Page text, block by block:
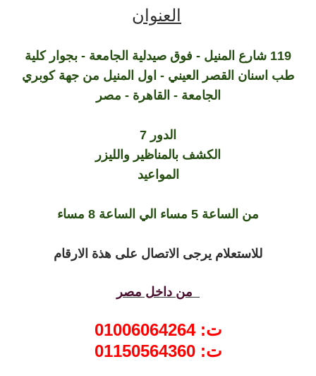
العنوان
119 شارع المنيل - فوق صيدلية الجامعة - بجوار كلية
طب اسنان القصر العيني - اول المنيل من جهة كوبري
الجامعة - القاهرة - مصر
الدور 7
الكشف بالمناظير والليزر
المواعيد
من الساعة 5 مساء الي الساعة 8 مساء
للاستعلام يرجى الاتصال على هذة الارقام
من داخل مصر
ت: 01006064264
ت: 01150564360